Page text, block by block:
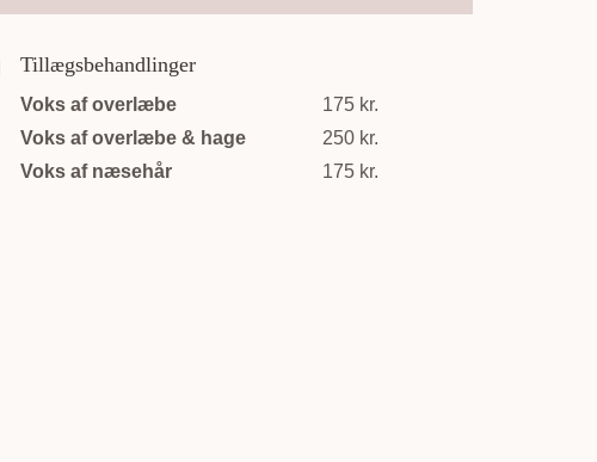
Tillægsbehandlinger
Voks af overlæbe
Voks af overlæbe & hage
Voks af næsehår
175 kr.
250 kr.
175 kr.